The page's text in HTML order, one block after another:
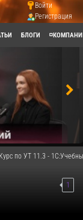
Войти
Регистрация
БЛОГИ
по УТ 11.3 -
1